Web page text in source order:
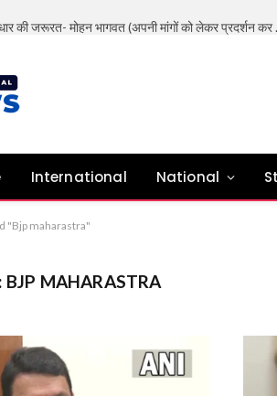
भारत में शिक्षा प्रणाली में सुधार की जरूरत- मोहन भागवत (अपनी मांगों को लेकर प्रदर्शन कर रहे छात्र राष्ट्र विरोधी नहीं है। ) देश के अलग-अलग हिस्सों में पेपर लीक को लेकर जेन जी (नई पीढ़ी) के बढ़ते विरोध के बीच, राष्ट्रीय स्वयंसेवक संघ के प्रमुख मोहन भागवत ने कहा कि उनकी शिकायतें जायज़ हैं और भारत की शिक्षा प्रणाली में सुधार की ज़रूरत है। हाल ही में छात्रों के
International National
"Bjp maharastra"
BJP MAHARASTRA